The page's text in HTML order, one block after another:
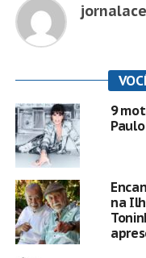
9
na